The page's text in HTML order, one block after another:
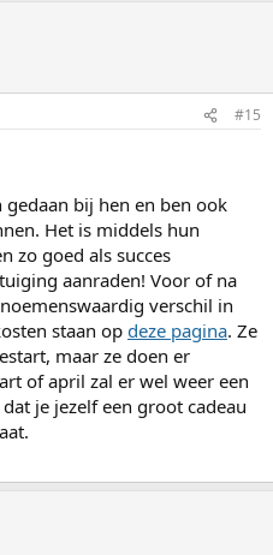
#15
bij hen en ben ook
Het is middels hun
zo goed als succes
aanraden! Voor of na
verschil in
staan opdeze pagina. Ze
maar ze doen er
of april zal er wel weer een
je jezelf een groot cadeau